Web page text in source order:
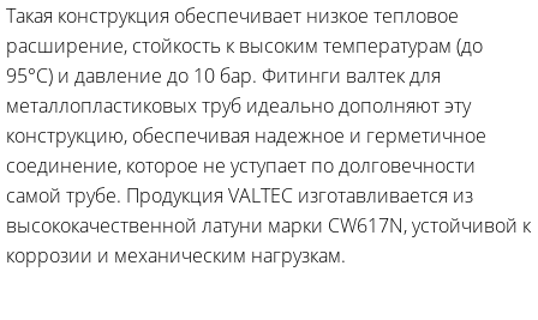
Такая конструкция обеспечивает низкое тепловое
расширение, стойкость к высоким температурам (до
95°C) и давление до 10 бар. Фитинги валтек для
металлопластиковых труб идеально дополняют эту
конструкцию, обеспечивая надежное и герметичное
соединение, которое не уступает по долговечности
самой трубе. Продукция VALTEC изготавливается из
высококачественной латуни марки CW617N, устойчивой к
коррозии и механическим нагрузкам.